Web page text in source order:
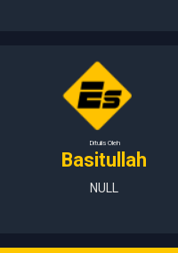
Ditulis Oleh
Basitullah
NULL